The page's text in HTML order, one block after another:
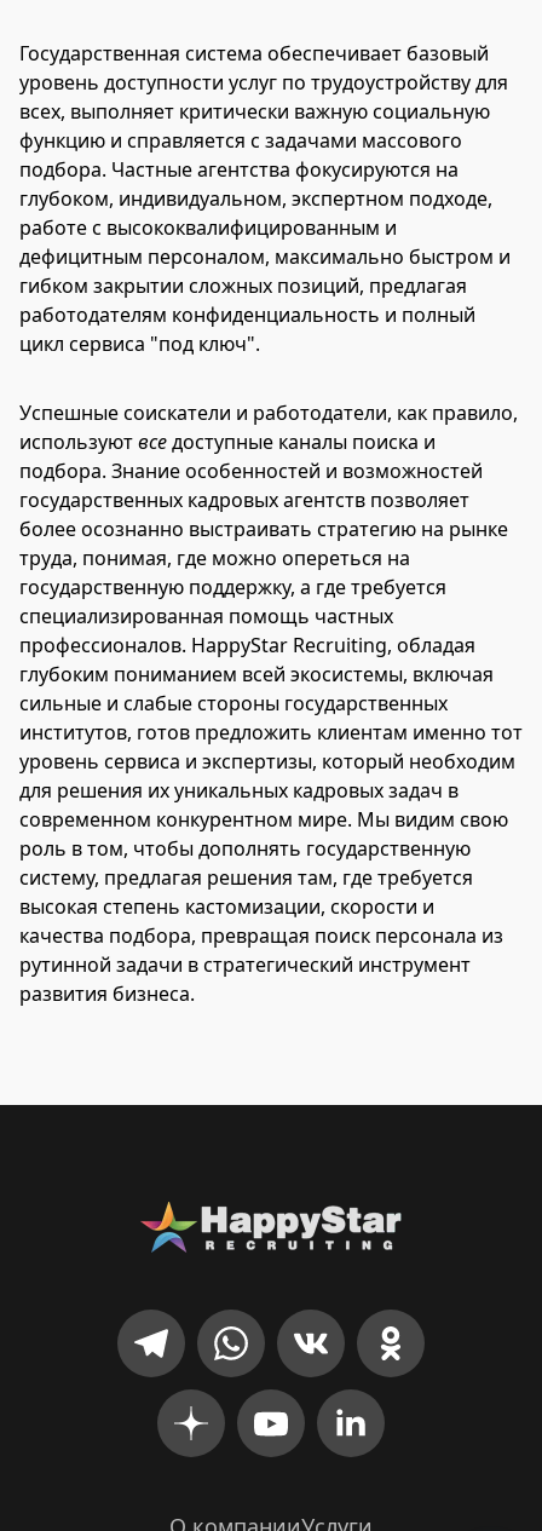
Государственная система обеспечивает базовый
уровень доступности услуг по трудоустройству для
всех, выполняет критически важную социальную
функцию и справляется с задачами массового
подбора. Частные агентства фокусируются на
глубоком, индивидуальном, экспертном подходе,
работе с высококвалифицированным и
дефицитным персоналом, максимально быстром и
гибком закрытии сложных позиций, предлагая
работодателям конфиденциальность и полный
цикл сервиса "под ключ".
Успешные соискатели и работодатели, как правило,
используютвседоступные каналы поиска и
подбора. Знание особенностей и возможностей
государственных кадровых агентств позволяет
более осознанно выстраивать стратегию на рынке
труда, понимая, где можно опереться на
государственную поддержку, а где требуется
специализированная помощь частных
профессионалов. HappyStar Recruiting, обладая
глубоким пониманием всей экосистемы, включая
сильные и слабые стороны государственных
институтов, готов предложить клиентам именно тот
уровень сервиса и экспертизы, который необходим
для решения их уникальных кадровых задач в
современном конкурентном мире. Мы видим свою
роль в том, чтобы дополнять государственную
систему, предлагая решения там, где требуется
высокая степень кастомизации, скорости и
качества подбора, превращая поиск персонала из
рутинной задачи в стратегический инструмент
развития бизнеса.